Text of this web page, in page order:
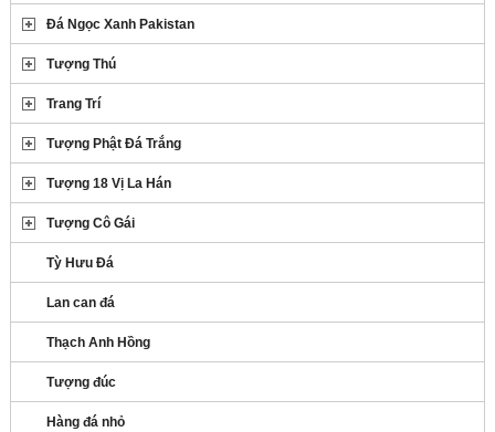
Đá Ngọc Xanh Pakistan
Tượng Thú
Trang Trí
Tượng Phật Đá Trắng
Tượng 18 Vị La Hán
Tượng Cô Gái
Tỳ Hưu Đá
Lan can đá
Thạch Anh Hồng
Tượng đúc
Hàng đá nhỏ